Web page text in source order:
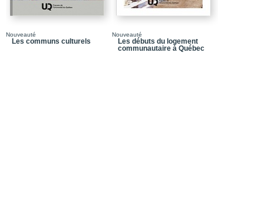
Développement local
Retrouver notre
Nouveauté
Les communs culturels
Nouveauté
Les débuts du logement
communautaire à Québec